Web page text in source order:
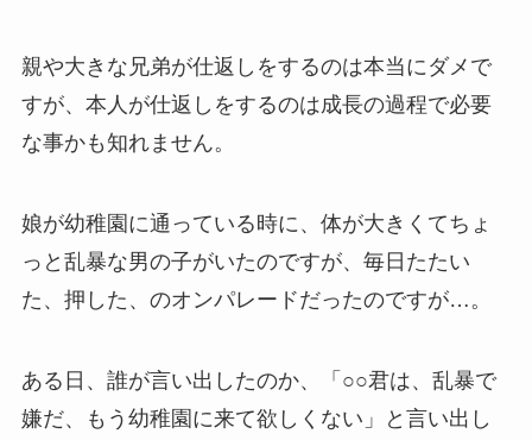
親や大きな兄弟が仕返しをするのは本当にダメで
すが、本人が仕返しをするのは成長の過程で必要
な事かも知れません。
娘が幼稚園に通っている時に、体が大きくてちょ
っと乱暴な男の子がいたのですが、毎日たたい
た、押した、のオンパレードだったのですが…。
ある日、誰が言い出したのか、「○○君は、乱暴で
嫌だ、もう幼稚園に来て欲しくない」と言い出し